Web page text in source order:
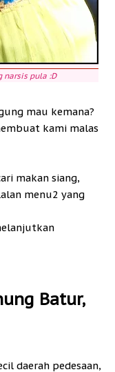
narsis pula :D
mau kemana?
kami malas
makan siang,
menu2 yang
Batur,
daerah pedesaan,